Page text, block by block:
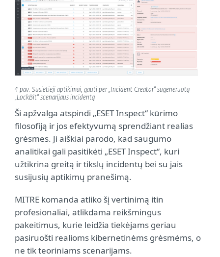
4 pav. Susietieji aptikimai, gauti per „Incident Creator“ sugeneruotą
„LockBit“ scenarijaus incidentą
Ši apžvalga atspindi „ESET Inspect“ kūrimo
filosofiją ir jos efektyvumą sprendžiant realias
grėsmes. Ji aiškiai parodo, kad saugumo
analitikai gali pasitikėti „ESET Inspect“, kuri
užtikrina greitą ir tikslų incidentų bei su jais
susijusių aptikimų pranešimą.
MITRE komanda atliko šį vertinimą itin
profesionaliai, atlikdama reikšmingus
pakeitimus, kurie leidžia tiekėjams geriau
pasiruošti realioms kibernetinėms grėsmėms, o
ne tik teoriniams scenarijams.